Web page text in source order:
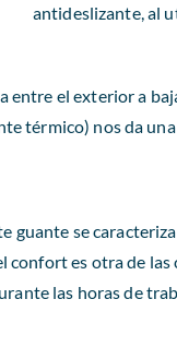
antideslizante, al
entre el exterior a
térmico) nos da
guante se
confort es otra de
las horas de